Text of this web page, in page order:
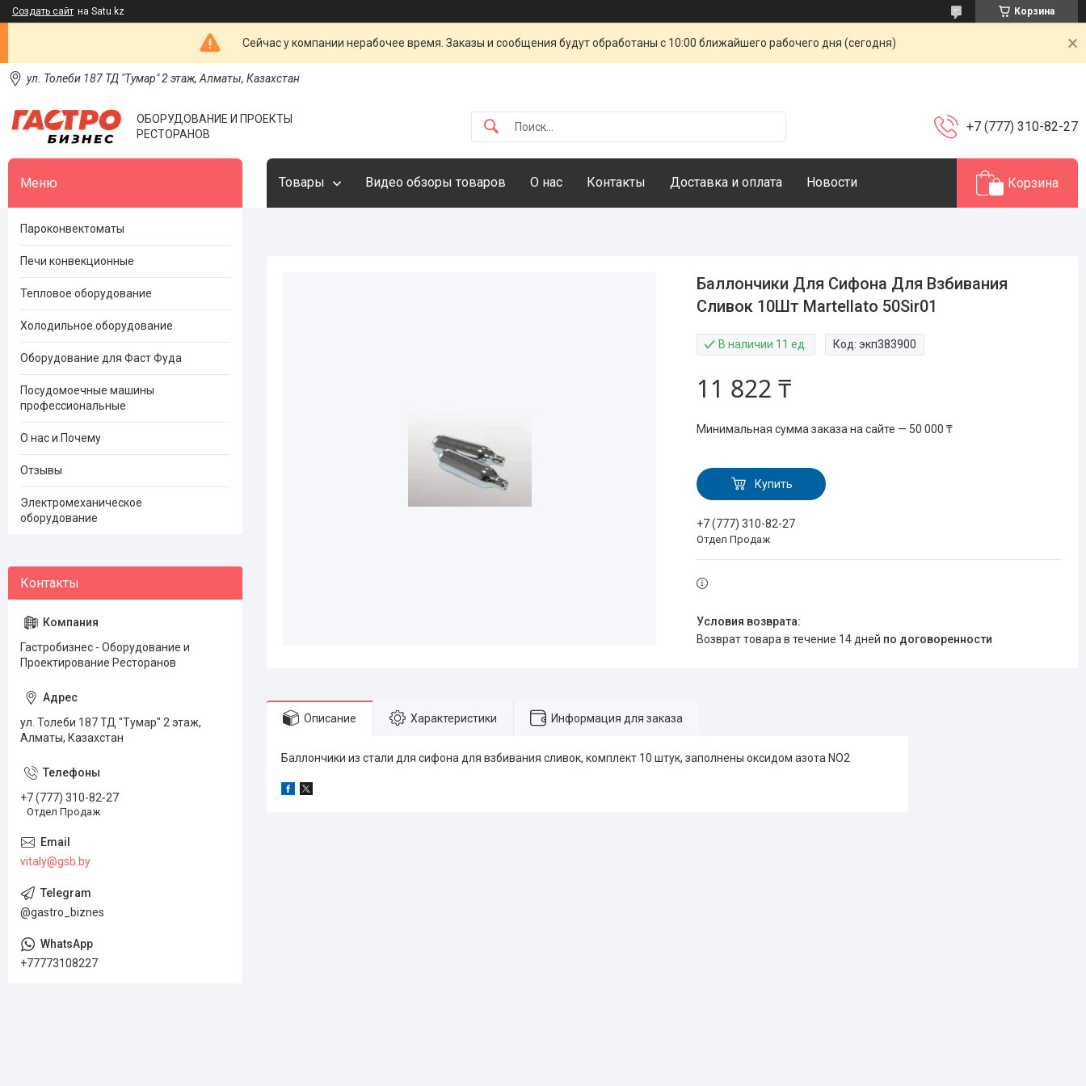
Создать сайт на Satu.kz Корзина
Сейчас у компании нерабочее время. Заказы и сообщения будут обработаны с 10:00 ближайшего рабочего дня (сегодня)
ул. Толеби 187 ТД "Тумар" 2 этаж, Алматы, Казахстан
ОБОРУДОВАНИЕ И ПРОЕКТЫ
РЕСТОРАНОВ
+7 (777) 310-82-27
Товары Видео обзоры товаров О нас Контакты Доставка и оплата Новости Корзина
Баллончики Для Сифона Для Взбивания
Сливок 10Шт Martellato 50Sir01
В наличии 11 ед. Код:экп383900
11 822 ₸
Минимальная сумма заказа на сайте — 50 000 ₸
Купить
+7 (777) 310-82-27
Отдел Продаж
возврат товара в течение 14 дней по договоренности
Описание Характеристики Информация для заказа
Баллончики из стали для сифона для взбивания сливок, комплект 10 штук, заполнены оксидом азота NO2
Пароконвектоматы
Печи конвекционные
Тепловое оборудование
Холодильное оборудование
Оборудование для Фаст Фуда
Посудомоечные машины
профессиональные
О нас и Почему
Отзывы
Электромеханическое
оборудование
Гастробизнес - Оборудование и
Проектирование Ресторанов
ул. Толеби 187 ТД "Тумар" 2 этаж,
Алматы, Казахстан
+7 (777) 310-82-27
Отдел Продаж
vitaly@gsb.by
@gastro_biznes
+77773108227